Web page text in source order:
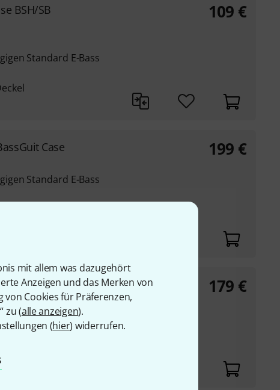
mit allem was dazugehört
Anzeigen und das Merken von
von Cookies für Präferenzen,
zu (alle anzeigen).
(hier) widerrufen.
BSH/SB
Standard E-Bass
109 €
Case
Standard E-Bass
199 €
Case 179 €